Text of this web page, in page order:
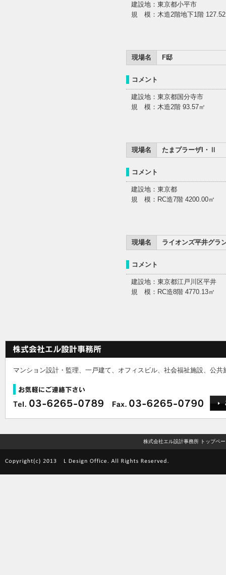
建設地：東京都小平市
規 模：木造2階地下1階
現場名 F邸
コメント
建設地：東京都国分寺市
規 模：木造2階 93.57㎡
現場名 たまプラーザI・Ⅱ
コメント
建設地：東京都
規 模：RC造7階 4200.00㎡
現場名 ライオンズ平井グラ
コメント
建設地：東京都江戸川区平井
規 模：RC造8階 4770.13㎡
マンション設計・監理、一戸建て、オフィスビル、社会福祉施設、公共
株式会社エル設計事務所 トップペー